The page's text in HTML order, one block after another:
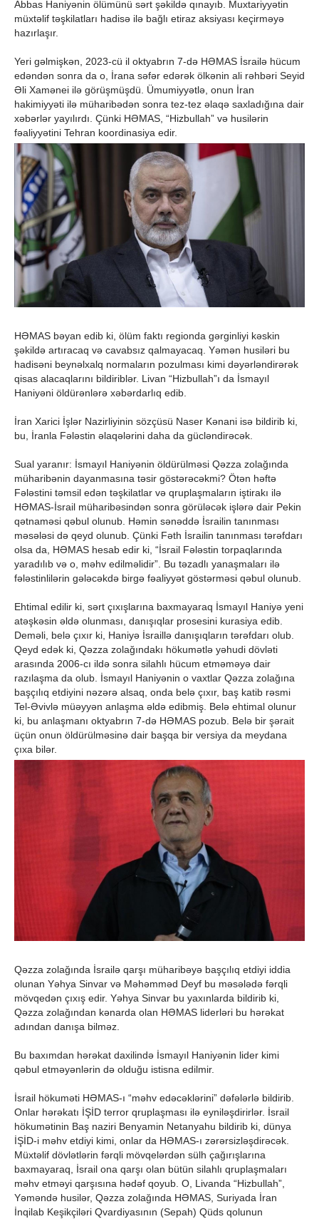
Abbas Haniyənin ölümünü sərt şəkildə qınayıb. Muxtariyyətin
müxtəlif təşkilatları hadisə ilə bağlı etiraz aksiyası keçirməyə
hazırlaşır.
Yeri gəlmişkən, 2023-cü il oktyabrın 7-də HƏMAS İsrailə hücum
edəndən sonra da o, İrana səfər edərək ölkənin ali rəhbəri Seyid
Əli Xamənei ilə görüşmüşdü. Ümumiyyətlə, onun İran
hakimiyyəti ilə müharibədən sonra tez-tez əlaqə saxladığına dair
xəbərlər yayılırdı. Çünki HƏMAS, “Hizbullah” və husilərin
fəaliyyətini Tehran koordinasiya edir.
HƏMAS bəyan edib ki, ölüm faktı regionda gərginliyi kəskin
şəkildə artıracaq və cavabsız qalmayacaq. Yəmən husiləri bu
hadisəni beynəlxalq normaların pozulması kimi dəyərləndirərək
qisas alacaqlarını bildiriblər. Livan “Hizbullah”ı da İsmayıl
Haniyəni öldürənlərə xəbərdarlıq edib.
İran Xarici İşlər Nazirliyinin sözçüsü Naser Kənani isə bildirib ki,
bu, İranla Fələstin əlaqələrini daha da gücləndirəcək.
Sual yaranır: İsmayıl Haniyənin öldürülməsi Qəzza zolağında
müharibənin dayanmasına təsir göstərəcəkmi? Ötən həftə
Fələstini təmsil edən təşkilatlar və qruplaşmaların iştirakı ilə
HƏMAS-İsrail müharibəsindən sonra görüləcək işlərə dair Pekin
qətnaməsi qəbul olunub. Həmin sənəddə İsrailin tanınması
məsələsi də qeyd olunub. Çünki Fəth İsrailin tanınması tərəfdarı
olsa da, HƏMAS hesab edir ki, “İsrail Fələstin torpaqlarında
yaradılıb və o, məhv edilməlidir”. Bu təzadlı yanaşmaları ilə
fələstinlilərin gələcəkdə birgə fəaliyyət göstərməsi qəbul olunub.
Ehtimal edilir ki, sərt çıxışlarına baxmayaraq İsmayıl Haniyə yeni
atəşkəsin əldə olunması, danışıqlar prosesini kurasiya edib.
Deməli, belə çıxır ki, Haniyə İsraillə danışıqların tərəfdarı olub.
Qeyd edək ki, Qəzza zolağındakı hökumətlə yəhudi dövləti
arasında 2006-cı ildə sonra silahlı hücum etməməyə dair
razılaşma da olub. İsmayıl Haniyənin o vaxtlar Qəzza zolağına
başçılıq etdiyini nəzərə alsaq, onda belə çıxır, baş katib rəsmi
Tel-Əvivlə müəyyən anlaşma əldə edibmiş. Belə ehtimal olunur
ki, bu anlaşmanı oktyabrın 7-də HƏMAS pozub. Belə bir şərait
üçün onun öldürülməsinə dair başqa bir versiya da meydana
çıxa bilər.
Qəzza zolağında İsrailə qarşı müharibəyə başçılıq etdiyi iddia
olunan Yəhya Sinvar və Məhəmməd Deyf bu məsələdə fərqli
mövqedən çıxış edir. Yəhya Sinvar bu yaxınlarda bildirib ki,
Qəzza zolağından kənarda olan HƏMAS liderləri bu hərəkat
adından danışa bilməz.
Bu baxımdan hərəkat daxilində İsmayıl Haniyənin lider kimi
qəbul etməyənlərin də olduğu istisna edilmir.
İsrail hökuməti HƏMAS-ı “məhv edəcəklərini” dəfələrlə bildirib.
Onlar hərəkatı İŞİD terror qruplaşması ilə eyniləşdirirlər. İsrail
hökumətinin Baş naziri Benyamin Netanyahu bildirib ki, dünya
İŞİD-i məhv etdiyi kimi, onlar da HƏMAS-ı zərərsizləşdirəcək.
Müxtəlif dövlətlərin fərqli mövqelərdən sülh çağırışlarına
baxmayaraq, İsrail ona qarşı olan bütün silahlı qruplaşmaları
məhv etməyi qarşısına hədəf qoyub. O, Livanda “Hizbullah”,
Yəməndə husilər, Qəzza zolağında HƏMAS, Suriyada İran
İnqilab Keşikçiləri Qvardiyasının (Sepah) Qüds qolunun